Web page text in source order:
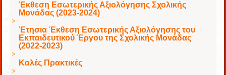
Έκθεση Εσωτερικής Αξιολόγησης Σχολικής
Μονάδας (2023-2024)
Έτησια Έκθεση Εσωτερικής Αξιολόγησης του
Εκπαιδευτικού Έργου της Σχολικής Μονάδας
(2022-2023)
Καλές Πρακτικές